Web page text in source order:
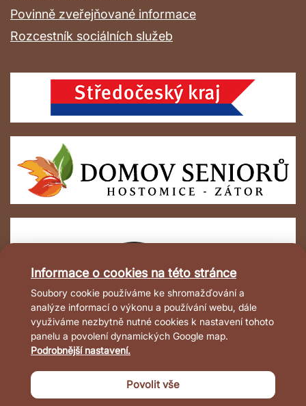
Informace o cookies na této stránce
Soubory cookie používáme ke shromažďování a
analýze informací o výkonu a používání webu, dále
využiváme nezbytně nutné cookies k nastavení tohoto
panelu a povolení dynamických Google map.
Podrobnější nastavení.
Povolit vše
Povinně zveřejňované informace
Rozcestník sociálních služeb
© 2022-2026 Domov Hostomice – Zátor,